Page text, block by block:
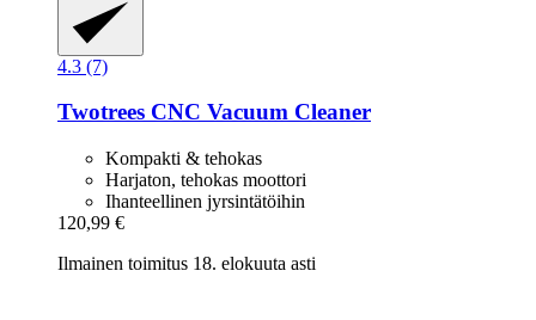
4.3 (7)
Twotrees CNC Vacuum Cleaner
Kompakti & tehokas
Harjaton, tehokas moottori
Ihanteellinen jyrsintätöihin
120,99 €
Ilmainen toimitus 18. elokuuta asti